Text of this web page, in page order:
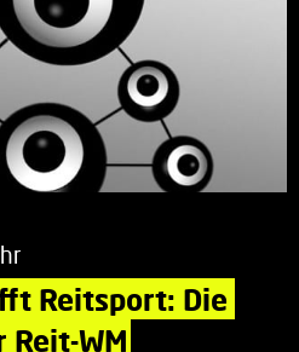
Reitsport: Die
Reit-WM